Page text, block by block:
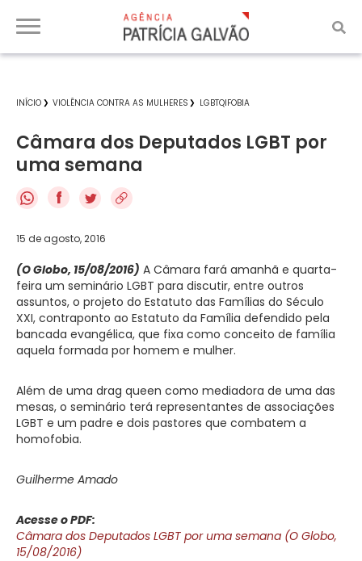
INÍCIO VIOLÊNCIA CONTRA AS MULHERES LGBTQIFOBIA
Câmara dos Deputados LGBT por
uma semana
f
15 de agosto, 2016
(O Globo, 15/08/2016) A Câmara fará amanhã e quarta-
feira um seminário LGBT para discutir, entre outros
assuntos, o projeto do Estatuto das Famílias do Século
XXI, contraponto ao Estatuto da Família defendido pela
bancada evangélica, que fixa como conceito de família
aquela formada por homem e mulher.
Além de uma drag queen como mediadora de uma das
mesas, o seminário terá representantes de associações
LGBT e um padre e dois pastores que combatem a
homofobia.
Guilherme Amado
Acesse o PDF:
Câmara dos Deputados LGBT por uma semana (O Globo,
15/08/2016)